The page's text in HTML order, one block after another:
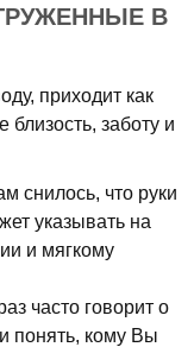
В
приходит как
близость, заботу и
снилось, что руки
указывать на
и мягкому
часто говорит о
понять, кому Вы